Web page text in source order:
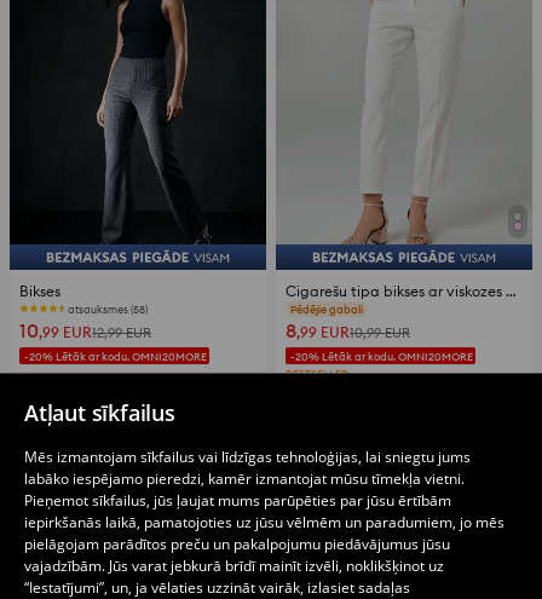
Atļaut sīkfailus
Mēs izmantojam sīkfailus vai līdzīgas tehnoloģijas, lai sniegtu jums
labāko iespējamo pieredzi, kamēr izmantojat mūsu tīmekļa vietni.
Pieņemot sīkfailus, jūs ļaujat mums parūpēties par jūsu ērtībām
iepirkšanās laikā, pamatojoties uz jūsu vēlmēm un paradumiem, jo mēs
pielāgojam parādītos preču un pakalpojumu piedāvājumus jūsu
vajadzībām. Jūs varat jebkurā brīdī mainīt izvēli, noklikšķinot uz
“Iestatījumi”, un, ja vēlaties uzzināt vairāk, izlasiet sadaļas
Bikses
atsauksmes (58)
10,99 EUR12,99 EUR
-20% Lētāk ar kodu. OMNI20MORE
Cigarešu tipa bikses ar viskozes maisījumu
atsauksmes (105)
8,99 EUR10,99 EUR
-20% Lētāk ar kodu. OMNI20MORE
BESTSELLER